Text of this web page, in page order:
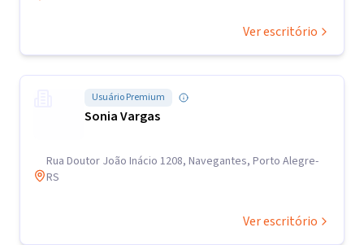
Ver escritório
Usuário Premium
Sonia Vargas
Rua Doutor João Inácio 1208, Navegantes, Porto Alegre-
RS
Ver escritório